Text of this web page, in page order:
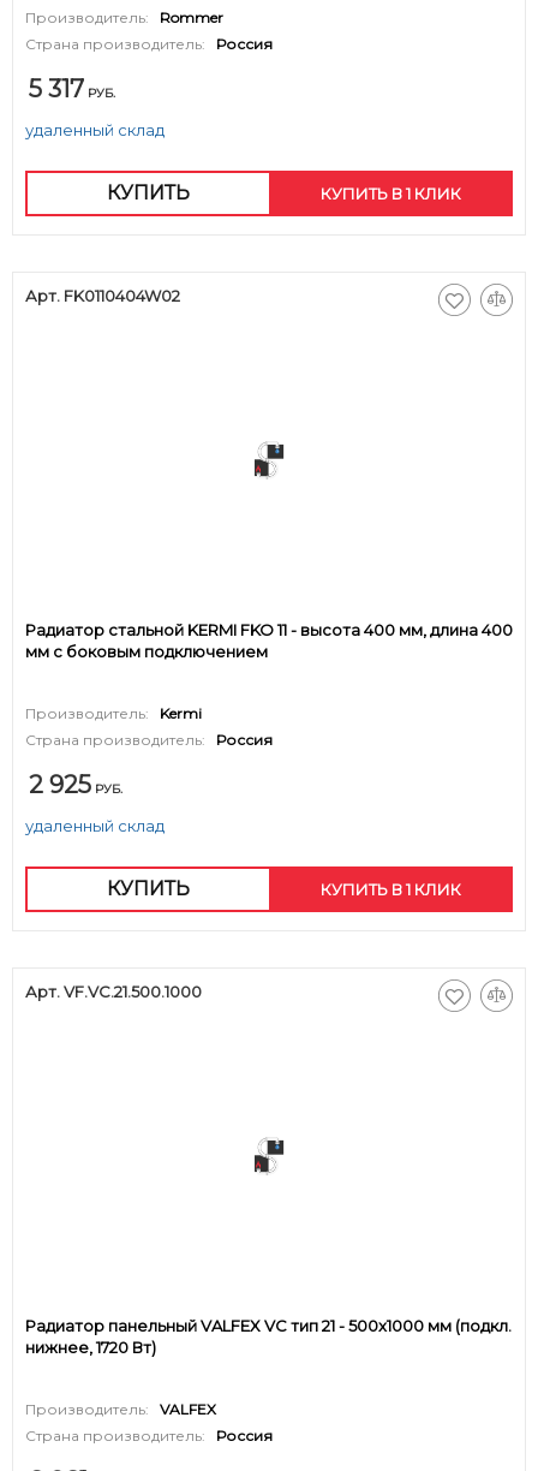
Производитель:
Rommer
Страна производитель:
Россия
5 317 РУБ.
удаленный склад
КУПИТЬ КУПИТЬ В 1 КЛИК
Арт. FK0110404W02
Радиатор стальной KERMI FKO 11 - высота 400 мм, длина 400
мм с боковым подключением
Производитель:
Kermi
Страна производитель:
Россия
2 925 РУБ.
удаленный склад
КУПИТЬ КУПИТЬ В 1 КЛИК
Арт. VF.VC.21.500.1000
Радиатор панельный VALFEX VC тип 21 - 500x1000 мм (подкл.
нижнее, 1720 Вт)
Производитель:
VALFEX
Страна производитель:
Россия